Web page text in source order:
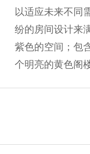
以适应未来不同
纷的房间设计来
紫色的空间；包
个明亮的黄色阁